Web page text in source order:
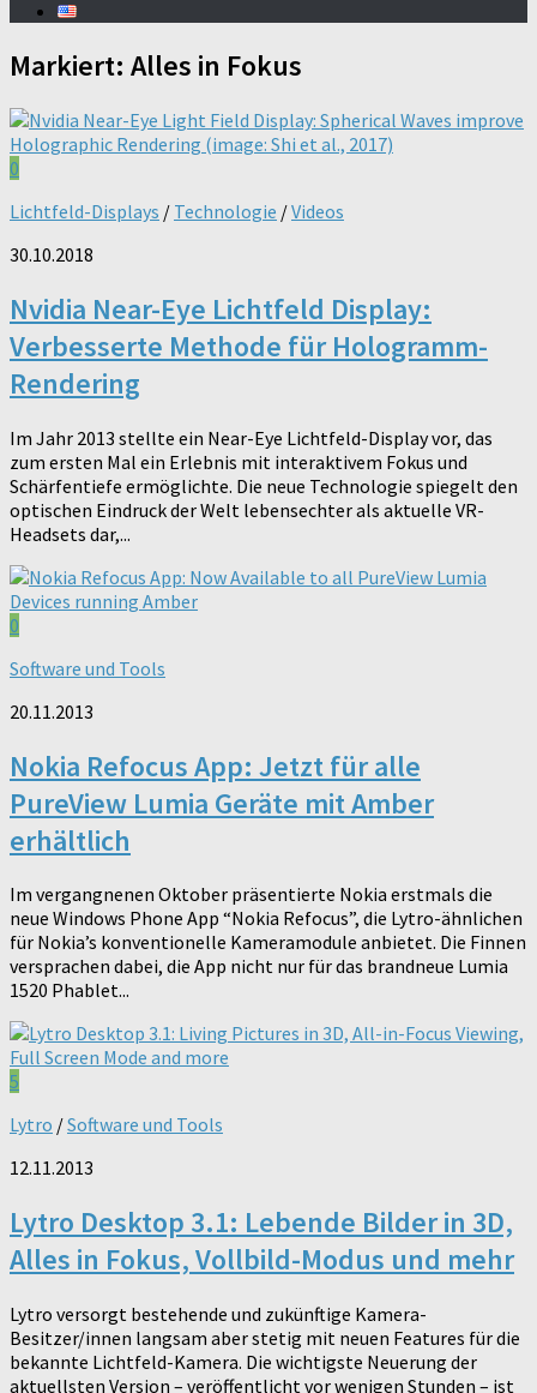
Markiert: Alles in Fokus
0
Lichtfeld-Displays / Technologie /Videos
30.10.2018
Nvidia Near-Eye Lichtfeld Display:
Verbesserte Methode für Hologramm-
Rendering
Im Jahr 2013 stellte ein Near-Eye Lichtfeld-Display vor, das
zum ersten Mal ein Erlebnis mit interaktivem Fokus und
Schärfentiefe ermöglichte. Die neue Technologie spiegelt den
optischen Eindruck der Welt lebensechter als aktuelle VR-
Headsets dar,...
0
Software und Tools
20.11.2013
Nokia Refocus App: Jetzt für alle
PureView Lumia Geräte mit Amber
erhältlich
Im vergangnenen Oktober präsentierte Nokia erstmals die
neue Windows Phone App “Nokia Refocus”, die Lytro-ähnlichen
für Nokia’s konventionelle Kameramodule anbietet. Die Finnen
versprachen dabei, die App nicht nur für das brandneue Lumia
1520 Phablet...
5
Lytro /Software und Tools
12.11.2013
Lytro Desktop 3.1: Lebende Bilder in 3D,
Alles in Fokus, Vollbild-Modus und mehr
Lytro versorgt bestehende und zukünftige Kamera-
Besitzer/innen langsam aber stetig mit neuen Features für die
bekannte Lichtfeld-Kamera. Die wichtigste Neuerung der
aktuellsten Version – veröffentlicht vor wenigen Stunden – ist